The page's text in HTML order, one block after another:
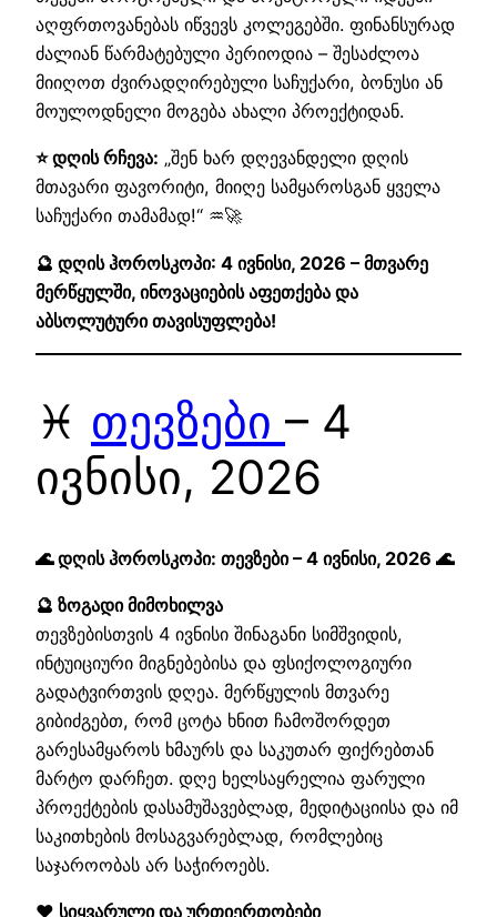
აღფრთოვანებას იწვევს კოლეგებში. ფინანსურად
ძალიან წარმატებული პერიოდია – შესაძლოა
მიიღოთ ძვირადღირებული საჩუქარი, ბონუსი ან
მოულოდნელი მოგება ახალი პროექტიდან.
⭐ დღის რჩევა: „შენ ხარ დღევანდელი დღის
მთავარი ფავორიტი, მიიღე სამყაროსგან ყველა
საჩუქარი თამამად!“ ♒🚀
🔮 დღის ჰოროსკოპი: 4 ივნისი, 2026 – მთვარე
მერწყულში, ინოვაციების აფეთქება და
აბსოლუტური თავისუფლება!
♓ თევზები – 4
ივნისი, 2026
🌊 დღის ჰოროსკოპი: თევზები – 4 ივნისი, 2026 🌊
🔮 ზოგადი მიმოხილვა
თევზებისთვის 4 ივნისი შინაგანი სიმშვიდის,
ინტუიციური მიგნებებისა და ფსიქოლოგიური
გადატვირთვის დღეა. მერწყულის მთვარე
გიბიძგებთ, რომ ცოტა ხნით ჩამოშორდეთ
გარესამყაროს ხმაურს და საკუთარ ფიქრებთან
მარტო დარჩეთ. დღე ხელსაყრელია ფარული
პროექტების დასამუშავებლად, მედიტაციისა და იმ
საკითხების მოსაგვარებლად, რომლებიც
საჯაროობას არ საჭიროებს.
❤️ სიყვარული და ურთიერთობები